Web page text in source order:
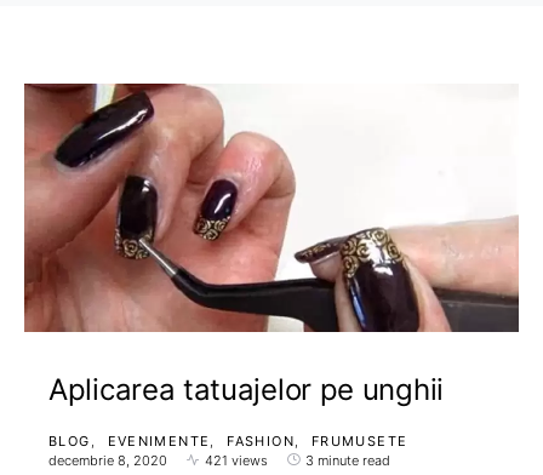
Aplicarea tatuajelor pe unghii
BLOG EVENIMENTE FASHION
FRUMUSETE
decembrie 8, 2020
421 views 3 minute read